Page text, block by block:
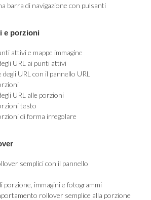
barra di navigazione con pulsanti
e porzioni
attivi e mappe immagine
URL ai punti attivi
URL con il pannello URL
URL alle porzioni
testo
di forma irregolare
semplici con il pannello
porzione, immagini e fotogrammi
rollover semplice alla porzione